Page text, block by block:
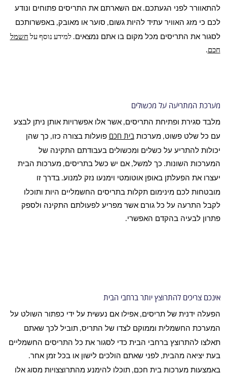
להתאוורר לפני הגעתכם.אם השארתם את התריסים פתוחים ונודע
לכם כי מזג האוויר עתיד להיות גשום, סוער או מאובק,באפשרותכם
לסגור את התריסים מכל מקום בו אתם נמצאים. למידע נוסף על חשמל
חכם.
מערכת המתריעה על מכשולים
מלבד סגירת ופתיחת התריסים,אשר אלו אפשרויות אותן ניתן לבצע
עם כל שלט פשוט,מערכות בית חכם פועלות בצורה כזו, כך שהן
יכולות להתריע על כשלים ומכשולים בעבודתם התקינה של
המערכות השונות. כך למשל,אם יש כשל בתריסים,מערכות הבית
יעצרו את הפעלתן באופן אוטומטי וימנעו נזק למנוע.בדרך זו
מובטחות לכם מינימום תקלות בתריסים החשמליים היות ותוכלו
לקבל התרעה על כל גורם אשר מפריע לפעולתם התקינה ולספק
פתרון לבעיה בהקדם האפשרי.
אינכם צריכים להתרוצץ יותר ברחבי הבית
הפעלה ידנית של תריסים,אפילו אם נעשית על ידי כפתור השולט על
המערכת החשמלית וממוקם לצדו של התריס,תוביל לכך שאתם
תאלצו להתרוצץ ברחבי הבית כדי לסגור את כל התריסים החשמליים
בעת יציאה מהבית,לפני שאתם הולכים לישון או בכל זמן אחר.
באמצעות מערכות בית חכם,תוכלו להימנע מהתרוצצויות מסוג אלו